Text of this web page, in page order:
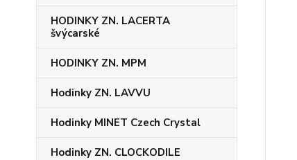
HODINKY ZN. LACERTA
švýcarské
HODINKY ZN. MPM
Hodinky ZN. LAVVU
Hodinky MINET Czech Crystal
Hodinky ZN. CLOCKODILE